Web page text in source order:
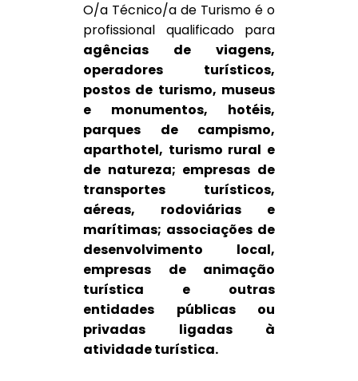
O/a Técnico/a de Turismo é o
profissional qualificado para
agências de viagens,
operadores turísticos,
postos de turismo, museus
e monumentos, hotéis,
parques de campismo,
aparthotel, turismo rural e
de natureza; empresas de
transportes turísticos,
aéreas, rodoviárias e
marítimas; associações de
desenvolvimento local,
empresas de animação
turística e outras
entidades públicas ou
privadas ligadas à
atividade turística.